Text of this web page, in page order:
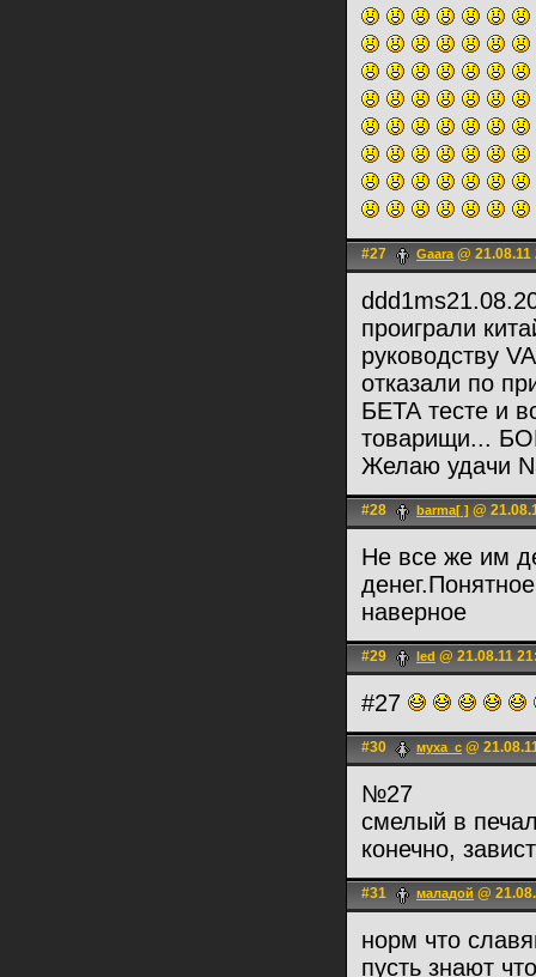
#27 Gaara@ 21.08.11
проиграли
руководству
отказали по
БЕТА тесте и
товарищи...
Желаю удачи
#28 barma[ ] @
Не все же им
наверное
#29 led @ 21.08.11
#27
#30 муха_с @
№27
смелый в
конечно,
#31 маладой @
норм что
пусть знают